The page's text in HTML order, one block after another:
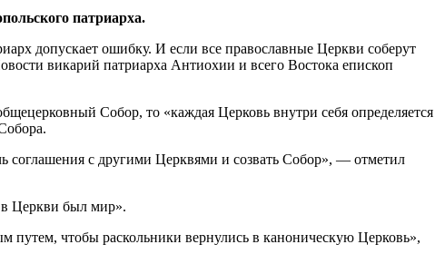
патриарха.
допускает ошибку. И если все православные Церкви соберут
викарий патриарха Антиохии и всего Востока епископ
Собор, то «каждая Церковь внутри себя определяется
соглашения с другими Церквями и созвать Собор», — отметил
в Церкви был мир».
чтобы раскольники вернулись в каноническую Церковь»,